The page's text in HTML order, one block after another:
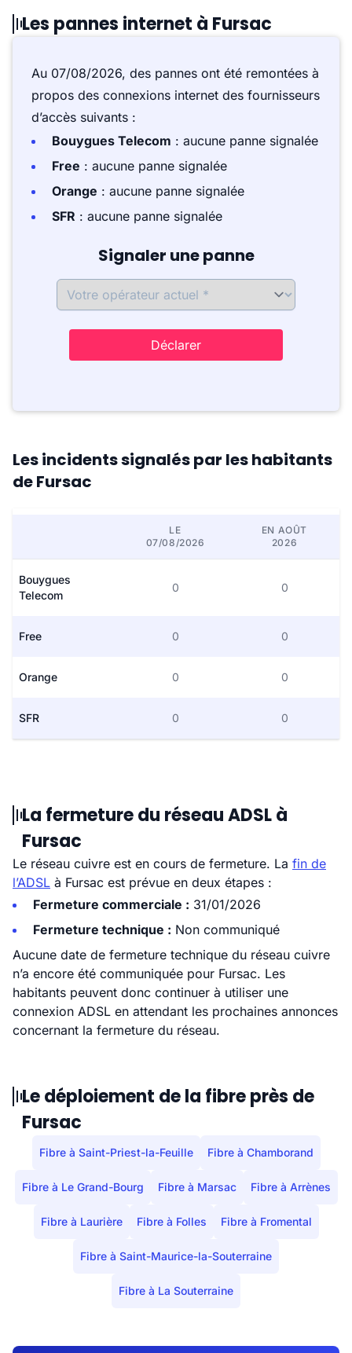
Les pannes internet à Fursac
Au 07/08/2026, des pannes ont été remontées à
propos des connexions internet des fournisseurs
d’accès suivants :
Bouygues Telecom : aucune panne signalée
Free : aucune panne signalée
Orange : aucune panne signalée
SFR : aucune panne signalée
Signaler une panne
Déclarer
Les incidents signalés par les habitants
de Fursac
LE
07/08/2026
EN AOÛT
2026
Bouygues
Telecom
0 0
Free 0 0
Orange 0 0
SFR 0 0
La fermeture du réseau ADSL à
Fursac
Le réseau cuivre est en cours de fermeture. La fin de
l’ADSL à Fursac est prévue en deux étapes :
Fermeture commerciale : 31/01/2026
Fermeture technique : Non communiqué
Aucune date de fermeture technique du réseau cuivre
n’a encore été communiquée pour Fursac. Les
habitants peuvent donc continuer à utiliser une
connexion ADSL en attendant les prochaines annonces
concernant la fermeture du réseau.
Le déploiement de la fibre près de
Fursac
Fibre à Saint-Priest-la-Feuille Fibre à Chamborand
Fibre à Le Grand-Bourg Fibre à Marsac Fibre à Arrènes
Fibre à Laurière Fibre à Folles Fibre à Fromental
Fibre à Saint-Maurice-la-Souterraine
Fibre à La Souterraine